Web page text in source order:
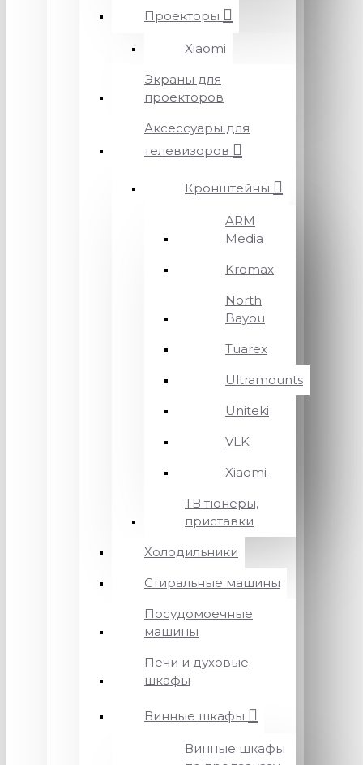
Проекторы
Xiaomi
Экраны для
проекторов
Аксессуары для
телевизоров
Кронштейны
ARM
Media
Kromax
North
Bayou
Tuarex
Ultramounts
Uniteki
VLK
Xiaomi
ТВ тюнеры,
приставки
Холодильники
Стиральные машины
Посудомоечные
машины
Печи и духовые
шкафы
Винные шкафы
Винные шкафы